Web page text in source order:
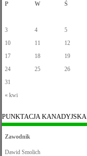
P
W Ś
« kwi
3
4 5
10
11 12
17
18 19
24
25 26
31
PUNKTACJA KANADYJSKA
Zawodnik
Dawid Smolich